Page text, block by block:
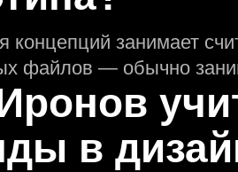
концепций занимает
файлов — обычно
в